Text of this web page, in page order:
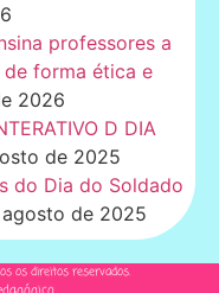
professores a
forma ética e
2026
D DIA
de 2025
do Dia do Soldado
de 2025
os direitos reservados.